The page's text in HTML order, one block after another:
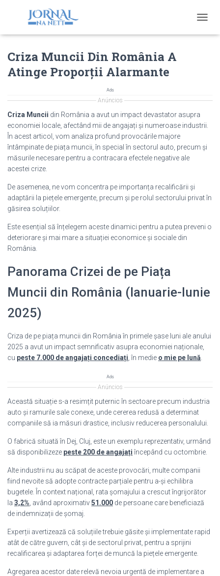
O
V
A
I
Criza Muncii Din România A
Atinge Proporții Alarmante
Ads
Anúncios
Criza Muncii din România a avut un impact devastator asupra
economiei locale, afectând mii de angajați și numeroase industrii.
În acest articol, vom analiza profund provocările majore
întâmpinate de piața muncii, în special în sectorul auto, precum și
măsurile necesare pentru a contracara efectele negative ale
acestei crize.
De asemenea, ne vom concentra pe importanța recalificării și
adaptării la piețele emergente, precum și pe rolul sectorului privat în
găsirea soluțiilor.
Este esențial să înțelegem aceste dinamici pentru a putea preveni o
deteriorare și mai mare a situației economice și sociale din
România.
Panorama Crizei de pe Piața
Muncii din România (Ianuarie-Iunie
2025)
Criza de pe piața muncii din România în primele șase luni ale anului
2025 a avut un impact semnificativ asupra economiei naționale,
cu peste 7.000 de angajați concediați , în medie o mie pe lună
Ads
Anúncios
Această situație s-a resimțit puternic în sectoare precum industria
auto și ramurile sale conexe, unde cererea redusă a determinat
companiile să ia măsuri drastice, inclusiv reducerea personalului.
O fabrică situată în Dej, Cluj, este un exemplu reprezentativ, urmând
să disponibilizeze peste 200 de angajați începând cu octombrie.
Alte industrii nu au scăpat de aceste provocări, multe companii
fiind nevoite să adopte contracte parțiale pentru a-și echilibra
bugetele. În context național, rata șomajului a crescut îngrijorător
la 3,2% , având aproximativ51.000 de persoane care beneficiază
de indemnizații de șomaj.
Experții avertizează că soluțiile trebuie găsite și implementate rapid
atât de către guvern, cât și de sectorul privat, pentru a sprijini
recalificarea și adaptarea forței de muncă la piețele emergente.
Agregarea acestor date relevă nevoia urgentă de implementare a